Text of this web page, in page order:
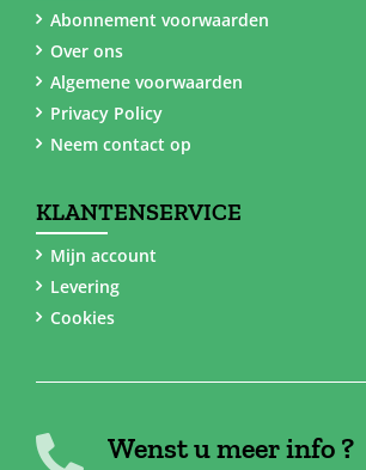
Abonnement voorwaarden
Over ons
Algemene voorwaarden
Privacy Policy
Neem contact op
KLANTENSERVICE
Mijn account
Levering
Cookies
Wenst u meer info ?